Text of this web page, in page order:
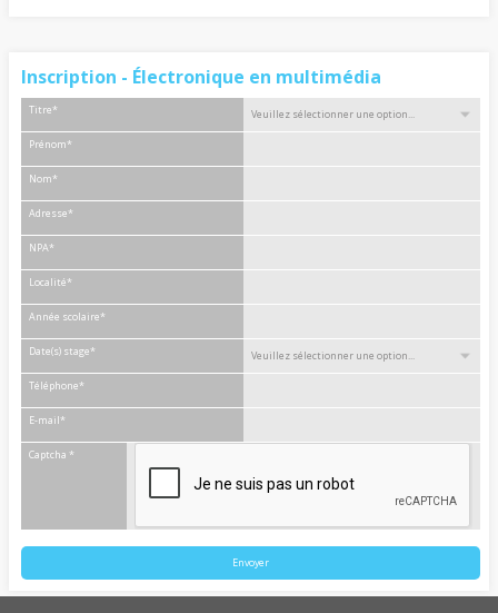
Inscription - Électronique en multimédia
Titre*
Prénom*
Nom*
Adresse*
NPA*
Localité*
Année scolaire*
Date(s) stage*
Téléphone*
E-mail*
Captcha *